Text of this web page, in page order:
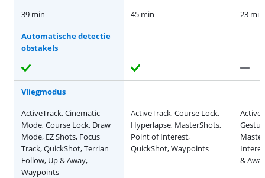
39 min
45 min 23 min
Automatische detectie
obstakels
Vliegmodus
ActiveTrack, Cinematic
Mode, Course Lock, Draw
Mode, EZ Shots, Focus
Track, QuickShot, Terrian
Follow, Up & Away,
Waypoints
ActiveTrack, Course Lock,
Hyperlapse, MasterShots,
Point of Interest,
QuickShot, Waypoints
&